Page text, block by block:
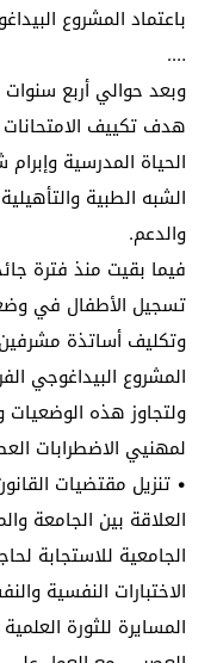
باعتماد المشروع
….
وبعد حوالي أربع
هدف تكييف
الحياة المدرسية
الشبه الطبية
والدعم.
فيما بقيت منذ فترة
تسجيل الأطفال في
وتكليف أساتذة
المشروع البيداغوجي
ولتجاوز هذه الوضعيات
لمهنيي الاضطرابات
العلاقة بين الجامعة
الجامعية للاستجابة
الاختبارات النفسية
المسايرة للثورة